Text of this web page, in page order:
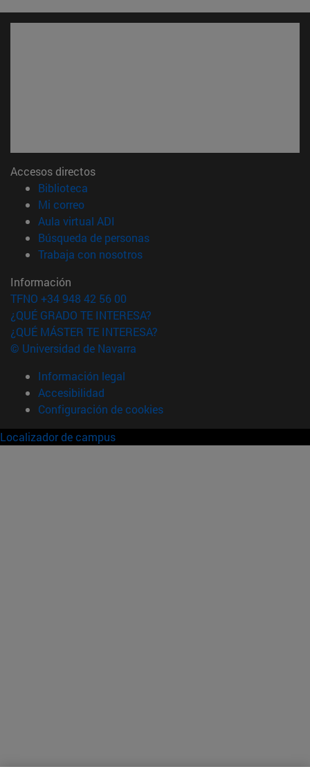
Accesos directos
Biblioteca
Mi correo(abre en nueva ventana)
Aula virtual ADI
Búsqueda de personas(abre en nueva ventana)
Trabaja con nosotros(abre en nueva ventana)
Información
TFNO +34 948 42 56 00
¿QUÉ GRADO TE INTERESA?
¿QUÉ MÁSTER TE INTERESA?
© Universidad de Navarra
Información legal
Accesibilidad
Configuración de cookies
Localizador de campus